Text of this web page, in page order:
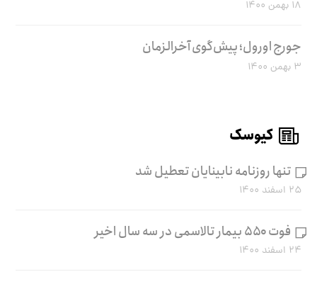
۱۸ بهمن ۱۴۰۰
جورج اورول؛ پیش‌گوی آخرالزمان
۳ بهمن ۱۴۰۰
کیوسک
تنها روزنامه نابینایان تعطیل شد
۲۵ اسفند ۱۴۰۰
فوت ۵۵۰ بیمار تالاسمی در سه سال اخیر
۲۴ اسفند ۱۴۰۰